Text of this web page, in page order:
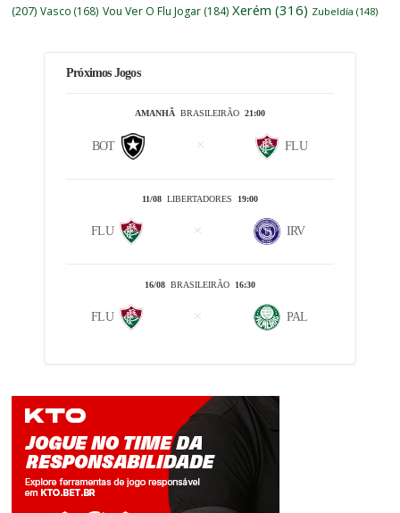
(207) Vasco (168) Vou Ver O Flu Jogar (184) Xerém (316) Zubeldía (148)
Próximos Jogos
AMANHÃBRASILEIRÃO 21:00
BOT FLU
11/08LIBERTADORES 19:00
FLU IRV
16/08BRASILEIRÃO 16:30
FLU PAL